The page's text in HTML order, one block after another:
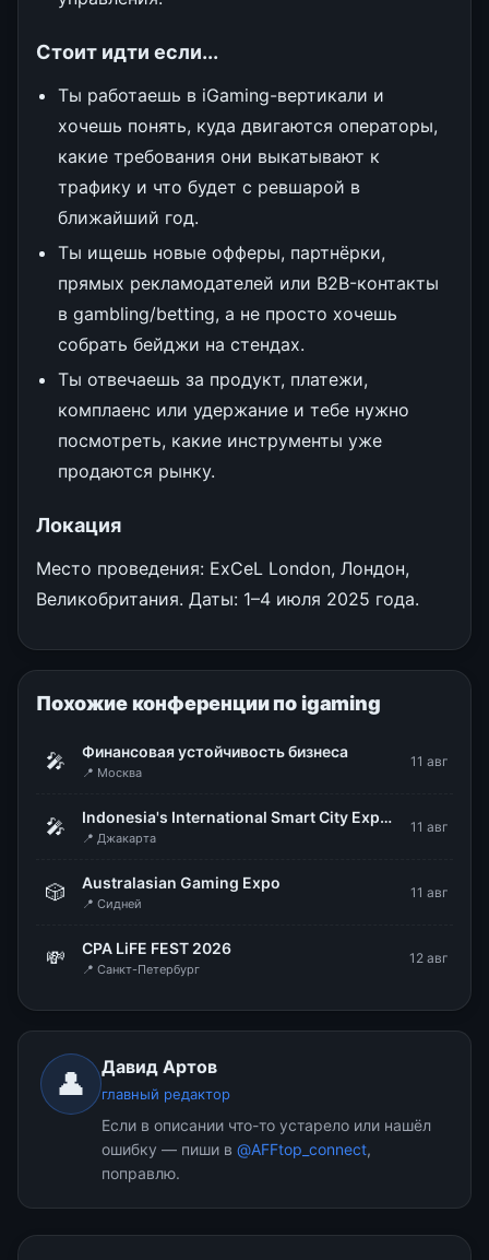
Стоит идти если...
Ты работаешь в iGaming-вертикали и
хочешь понять, куда двигаются операторы,
какие требования они выкатывают к
трафику и что будет с ревшарой в
ближайший год.
Ты ищешь новые офферы, партнёрки,
прямых рекламодателей или B2B-контакты
в gambling/betting, а не просто хочешь
собрать бейджи на стендах.
Ты отвечаешь за продукт, платежи,
комплаенс или удержание и тебе нужно
посмотреть, какие инструменты уже
продаются рынку.
Локация
Место проведения: ExCeL London, Лондон,
Великобритания. Даты: 1–4 июля 2025 года.
Похожие конференции по igaming
🎤 Финансовая устойчивость бизнеса
📍 Москва
11 авг
🎤 Indonesia's International Smart City Expo & Forum (IISMEX 2026)
📍 Джакарта
11 авг
🎲 Australasian Gaming Expo
📍 Сидней
11 авг
💸 CPA LiFE FEST 2026
📍 Санкт-Петербург
12 авг
👤 Давид Артов
главный редактор
Если в описании что-то устарело или нашёл
ошибку — пиши в @AFFtop_connect,
поправлю.